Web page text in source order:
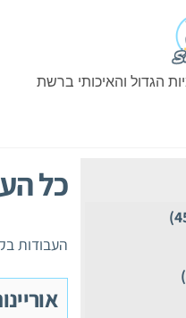
הגדול והאיכותי ברשת
כל העבודות
העבודות